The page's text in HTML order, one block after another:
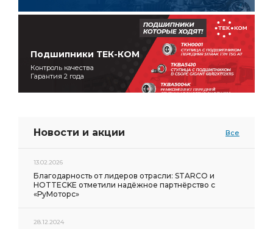
Подшипники ТЕК-КОМ
Контроль качества
Гарантия 2 года
Новости и акции Все
13.02.2026
Благодарность от лидеров отрасли: STARCO и
HOTTECKE отметили надёжное партнёрство с
«РуМоторс»
28.12.2024